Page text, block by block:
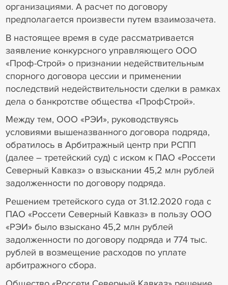
организациями. А расчет по договору
предполагается произвести путем взаимозачета.
В настоящее время в суде рассматривается
заявление конкурсного управляющего ООО
«Проф-Строй» о признании недействительным
спорного договора цессии и применении
последствий недействительности сделки в рамках
дела о банкротстве общества «ПрофСтрой».
Между тем, ООО «РЭИ», руководствуясь
условиями вышеназванного договора подряда,
обратилось в Арбитражный центр при РСПП
(далее – третейский суд) с иском к ПАО «Россети
Северный Кавказ» о взыскании 45,2 млн рублей
задолженности по договору подряда.
Решением третейского суда от 31.12.2020 года с
ПАО «Россети Северный Кавказ» в пользу ООО
«РЭИ» было взыскано 45,2 млн рублей
задолженности по договору подряда и 774 тыс.
рублей в возмещение расходов по уплате
арбитражного сбора.